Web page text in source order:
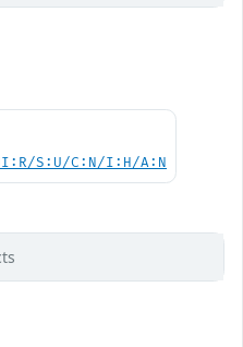
S:U/C:N/I:H/A:N